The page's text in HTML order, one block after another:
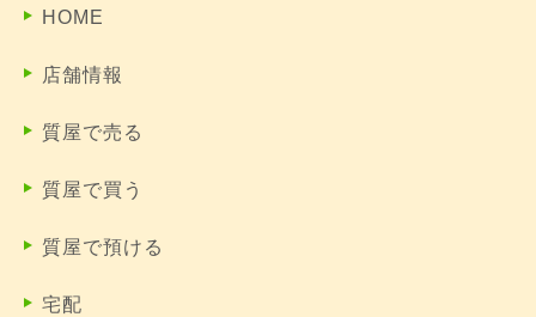
HOME
店舗情報
質屋で売る
質屋で買う
質屋で預ける
宅配